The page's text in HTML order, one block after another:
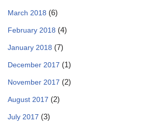
March 2018 (6)
February 2018 (4)
January 2018 (7)
December 2017 (1)
November 2017 (2)
August 2017 (2)
July 2017 (3)